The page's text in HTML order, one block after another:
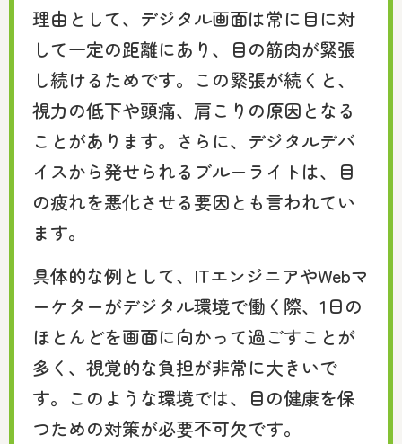
理由として、デジタル画面は常に目に対
して一定の距離にあり、目の筋肉が緊張
し続けるためです。この緊張が続くと、
視力の低下や頭痛、肩こりの原因となる
ことがあります。さらに、デジタルデバ
イスから発せられるブルーライトは、目
の疲れを悪化させる要因とも言われてい
ます。
具体的な例として、ITエンジニアやWebマ
ーケターがデジタル環境で働く際、1日の
ほとんどを画面に向かって過ごすことが
多く、視覚的な負担が非常に大きいで
す。このような環境では、目の健康を保
つための対策が必要不可欠です。